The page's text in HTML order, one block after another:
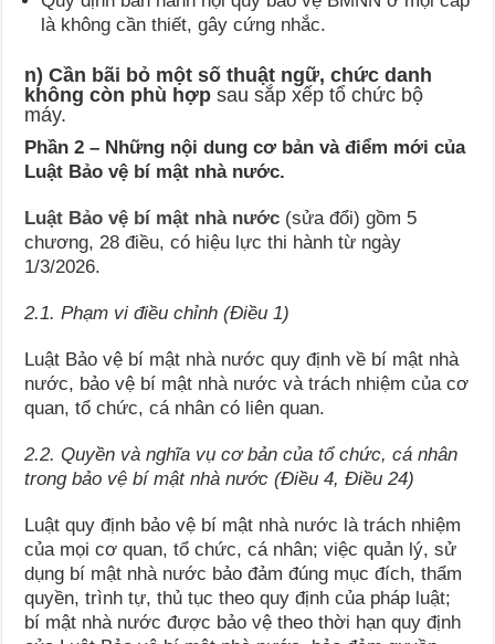
là không cần thiết, gây cứng nhắc.
n) Cần bãi bỏ một số thuật ngữ, chức danh
không còn phù hợp sau sắp xếp tổ chức bộ
máy.
Phần 2 – Những nội dung cơ bản và điểm mới của
Luật Bảo vệ bí mật nhà nước.
Luật Bảo vệ bí mật nhà nước (sửa đổi) gồm 5
chương, 28 điều, có hiệu lực thi hành từ ngày
1/3/2026.
2.1. Phạm vi điều chỉnh (Điều 1)
Luật Bảo vệ bí mật nhà nước quy định về bí mật nhà
nước, bảo vệ bí mật nhà nước và trách nhiệm của cơ
quan, tổ chức, cá nhân có liên quan.
2.2. Quyền và nghĩa vụ cơ bản của tổ chức, cá nhân
trong bảo vệ bí mật nhà nước (Điều 4, Điều 24)
Luật quy định bảo vệ bí mật nhà nước là trách nhiệm
của mọi cơ quan, tổ chức, cá nhân; việc quản lý, sử
dụng bí mật nhà nước bảo đảm đúng mục đích, thẩm
quyền, trình tự, thủ tục theo quy định của pháp luật;
bí mật nhà nước được bảo vệ theo thời hạn quy định